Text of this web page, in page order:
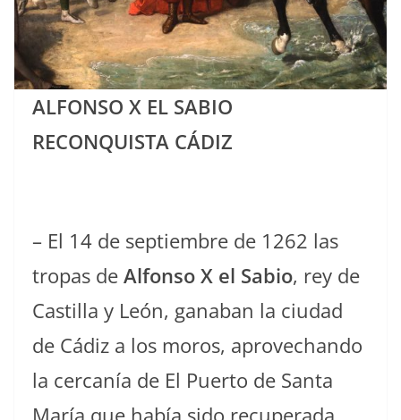
ALFONSO X EL SABIO
RECONQUISTA CÁDIZ
– El 14 de septiembre de 1262 las
tropas de Alfonso X el Sabio, rey de
Castilla y León, ganaban la ciudad
de Cádiz a los moros, aprovechando
la cercanía de El Puerto de Santa
María que había sido recuperada